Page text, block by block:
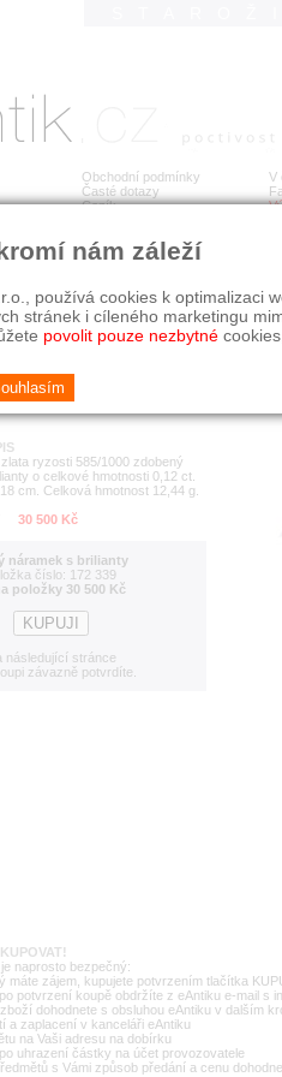
Obchodní podmínky
Časté dotazy
Ceník
V
č. 172 339 Zlatý
ryzosti 585/1000 zdobený
o celkové hmotnosti 0,12 ct.
cm. Celková hmotnost 12,44 g.
30 500 Kč
náramek s brilianty
číslo: 172 339
položky 30 500 Kč
následující stránce
závazně potvrdíte.
naprosto bezpečný:
máte zájem, kupujete potvrzením tlačítka
potvrzení koupě obdržíte z eAntiku e-mail s
dohodnete s obsluhou eAntiku v dalším
a zaplacení v kanceláři eAntiku
na Vaši adresu na dobírku
uhrazení částky na účet provozovatele
s Vámi způsob předání a cenu
nám záleží
používá cookies k optimalizaci
stránek i cíleného marketingu
povolit pouze nezbytné